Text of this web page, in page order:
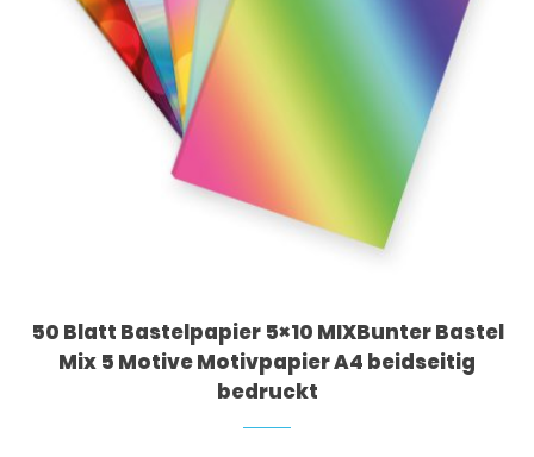
50 Blatt Bastelpapier 5×10 MIXBunter Bastel
Mix 5 Motive Motivpapier A4 beidseitig
bedruckt